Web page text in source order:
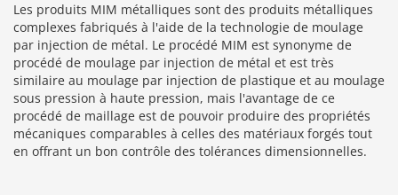
Les produits MIM métalliques sont des produits métalliques
complexes fabriqués à l'aide de la technologie de moulage
par injection de métal. Le procédé MIM est synonyme de
procédé de moulage par injection de métal et est très
similaire au moulage par injection de plastique et au moulage
sous pression à haute pression, mais l'avantage de ce
procédé de maillage est de pouvoir produire des propriétés
mécaniques comparables à celles des matériaux forgés tout
en offrant un bon contrôle des tolérances dimensionnelles.